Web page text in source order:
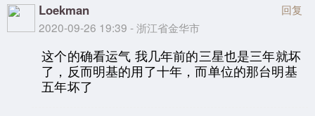
Loekman
2020-09-26 19:39 - 浙江省金华市
回复
这个的确看运气 我几年前的三星也是三年就坏
了，反而明基的用了十年，而单位的那台明基
五年坏了